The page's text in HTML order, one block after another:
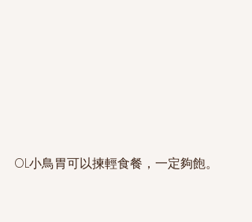
OL小鳥胃可以揀輕食餐，一定夠飽。